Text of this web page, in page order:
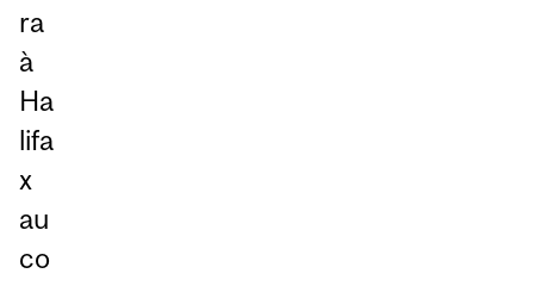
ra
à
Ha
lifa
x
au
co